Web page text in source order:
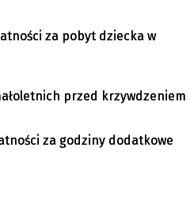
za pobyt dziecka w
przed krzywdzeniem
za godziny dodatkowe